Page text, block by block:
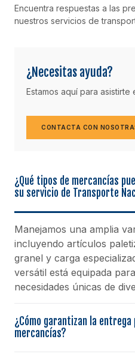
Encuentra respuestas a las
nuestros servicios de
¿Necesitas ayuda?
Estamos aquí para
CONTACTA CON
¿Qué tipos de mercancías
su servicio de Transporte
Manejamos una amplia
incluyendo artículos
granel y carga
versátil está equipada
necesidades únicas de
¿Cómo garantizan la entrega
mercancías?